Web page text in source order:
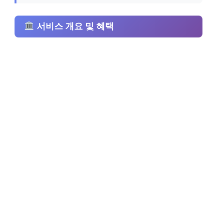
서비스 개요 및 혜택